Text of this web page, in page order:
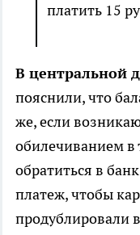
платить 15
В центральной
пояснили, что
же, если
обилечиванием в
обратиться в
платеж, чтобы
продублировали